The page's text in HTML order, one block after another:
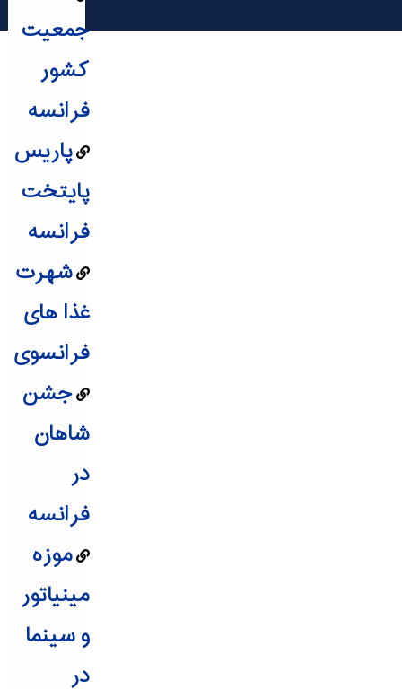
جمعیت
کشور
فرانسه
پاریس
پایتخت
فرانسه
شهرت
غذا های
فرانسوی
جشن
شاهان
در
فرانسه
موزه
مینیاتور
و سینما
در